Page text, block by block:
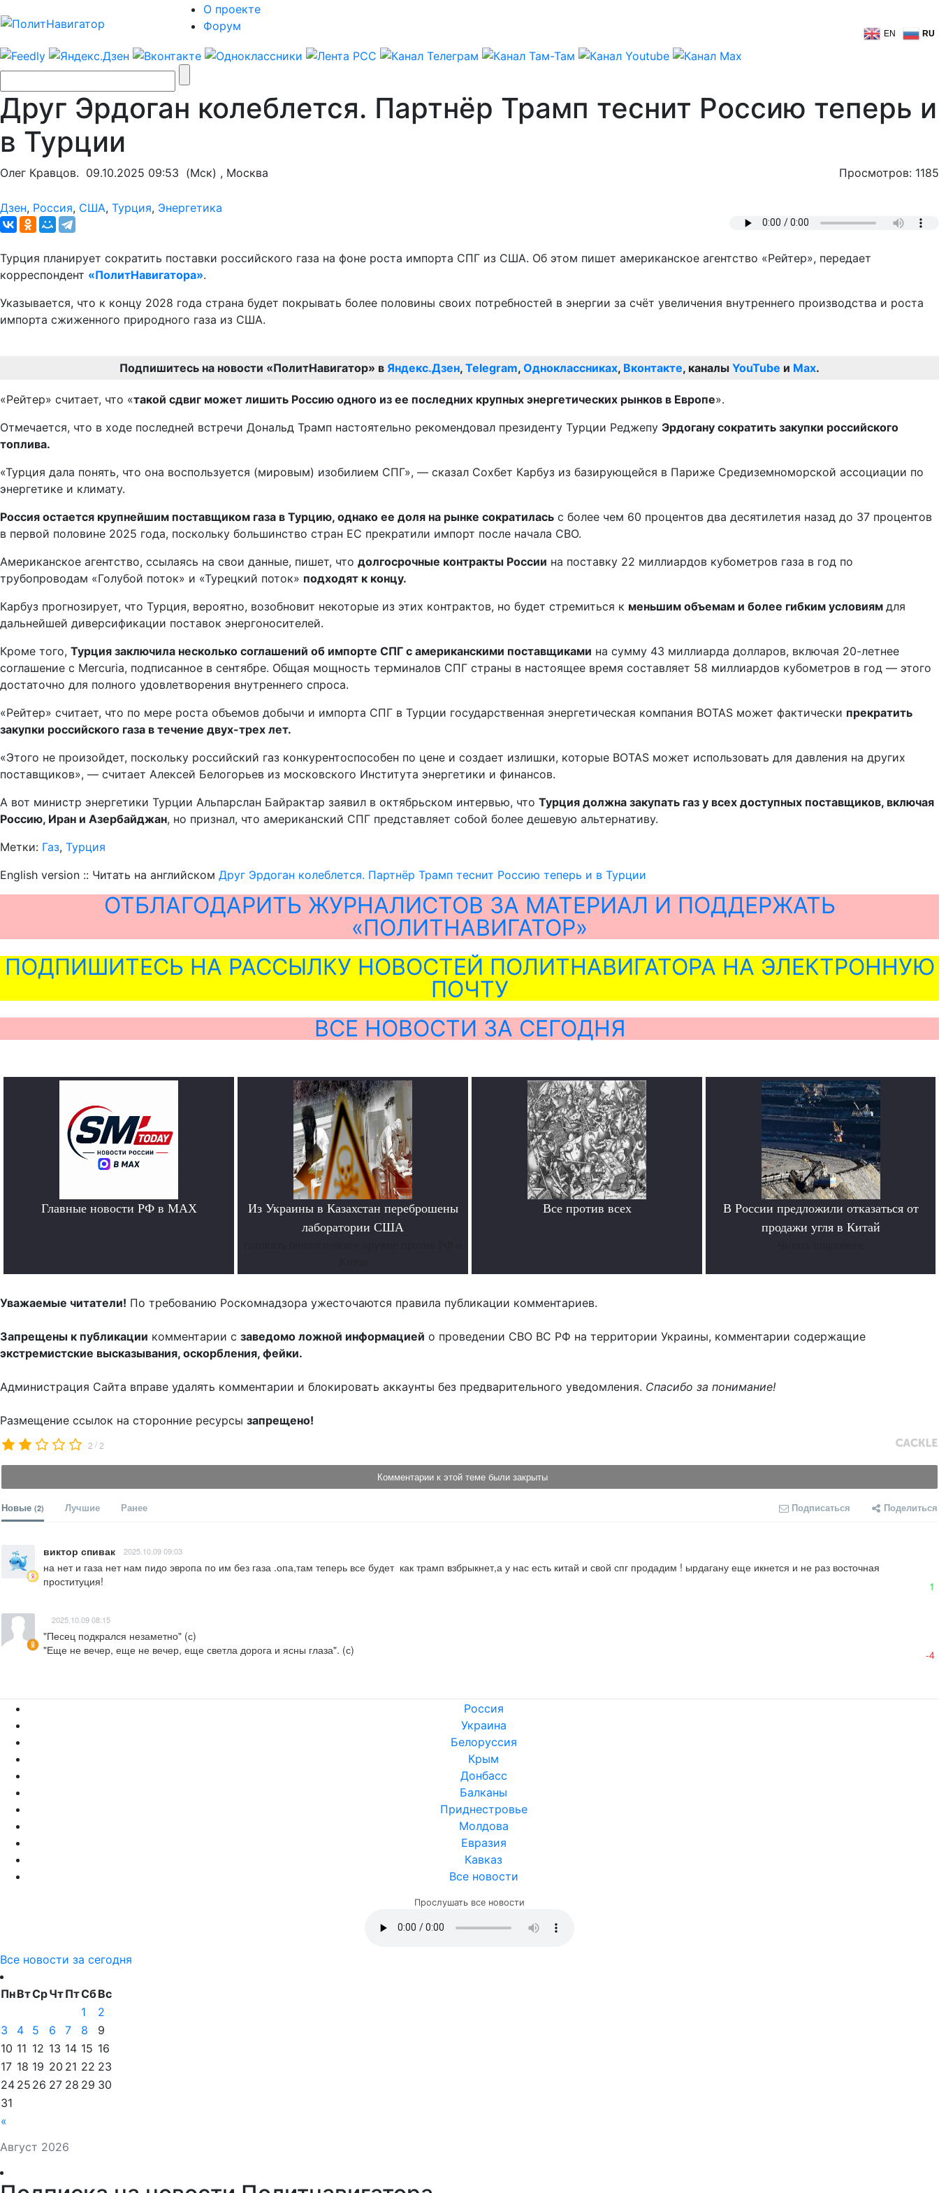
О проекте
Форум
EN RU
Друг Эрдоган колеблется. Партнёр Трамп теснит Россию теперь и
в Турции
Олег Кравцов. 09.10.2025 09:53 (Мск) , Москва Просмотров: 1185
Дзен, Россия, США, Турция, Энергетика
Турция планирует сократить поставки российского газа на фоне роста импорта СПГ из США. Об этом пишет американское агентство «Рейтер», передает
корреспондент «ПолитНавигатора».
Указывается, что к концу 2028 года страна будет покрывать более половины своих потребностей в энергии за счёт увеличения внутреннего производства и роста
импорта сжиженного природного газа из США.
Подпишитесь на новости «ПолитНавигатор» в Яндекс.Дзен, Telegram, Одноклассниках, Вконтакте, каналы YouTube и Max.
«Рейтер» считает, что «такой сдвиг может лишить Россию одного из ее последних крупных энергетических рынков в Европе».
Отмечается, что в ходе последней встречи Дональд Трамп настоятельно рекомендовал президенту Турции Реджепу Эрдогану сократить закупки российского
топлива.
«Турция дала понять, что она воспользуется (мировым) изобилием СПГ», — сказал Сохбет Карбуз из базирующейся в Париже Средиземноморской ассоциации по
энергетике и климату.
Россия остается крупнейшим поставщиком газа в Турцию, однако ее доля на рынке сократилась с более чем 60 процентов два десятилетия назад до 37 процентов
в первой половине 2025 года, поскольку большинство стран ЕС прекратили импорт после начала СВО.
Американское агентство, ссылаясь на свои данные, пишет, что долгосрочные контракты России на поставку 22 миллиардов кубометров газа в год по
трубопроводам «Голубой поток» и «Турецкий поток» подходят к концу.
Карбуз прогнозирует, что Турция, вероятно, возобновит некоторые из этих контрактов, но будет стремиться к меньшим объемам и более гибким условиям для
дальнейшей диверсификации поставок энергоносителей.
Кроме того, Турция заключила несколько соглашений об импорте СПГ с американскими поставщиками на сумму 43 миллиарда долларов, включая 20-летнее
соглашение с Mercuria, подписанное в сентябре. Общая мощность терминалов СПГ страны в настоящее время составляет 58 миллиардов кубометров в год — этого
достаточно для полного удовлетворения внутреннего спроса.
«Рейтер» считает, что по мере роста объемов добычи и импорта СПГ в Турции государственная энергетическая компания BOTAS может фактически прекратить
закупки российского газа в течение двух-трех лет.
«Этого не произойдет, поскольку российский газ конкурентоспособен по цене и создает излишки, которые BOTAS может использовать для давления на других
поставщиков», — считает Алексей Белогорьев из московского Института энергетики и финансов.
А вот министр энергетики Турции Альпарслан Байрактар ​​заявил в октябрьском интервью, что Турция должна закупать газ у всех доступных поставщиков, включая
Россию, Иран и Азербайджан, но признал, что американский СПГ представляет собой более дешевую альтернативу.
Метки: Газ, Турция
English version :: Читать на английском Друг Эрдоган колеблется. Партнёр Трамп теснит Россию теперь и в Турции
ОТБЛАГОДАРИТЬ ЖУРНАЛИСТОВ ЗА МАТЕРИАЛ И ПОДДЕРЖАТЬ
«ПОЛИТНАВИГАТОР»
ПОДПИШИТЕСЬ НА РАССЫЛКУ НОВОСТЕЙ ПОЛИТНАВИГАТОРА НА ЭЛЕКТРОННУЮ
ПОЧТУ
ВСЕ НОВОСТИ ЗА СЕГОДНЯ
Главные новости РФ в MAX
Из Украины в Казахстан переброшены
лаборатории США
Все против всех
В России предложили отказаться от
продажи угля в Китай
Уважаемые читатели! По требованию Роскомнадзора ужесточаются правила публикации комментариев.
Запрещены к публикации комментарии с заведомо ложной информацией о проведении СВО ВС РФ на территории Украины, комментарии содержащие
экстремистские высказывания, оскорбления, фейки.
Администрация Сайта вправе удалять комментарии и блокировать аккаунты без предварительного уведомления. Спасибо за понимание!
Размещение ссылок на сторонние ресурсы запрещено!
2 /2
Комментарии к этой теме были закрыты
Новые (2) Лучшие Ранее Подписаться Поделиться
виктор спивак 2025.10.09 09:03
на нет и газа нет нам пидо эвропа по им без газа .опа,там теперь все будет  как трамп взбрыкнет,а у нас есть китай и свой спг продадим ! ырдагану еще икнется и не раз восточная
проституция!
1
2025.10.09 08:15
"Песец подкрался незаметно" (с)
"Еще не вечер, еще не вечер, еще светла дорога и ясны глаза". (с)
-4
Россия
Украина
Белоруссия
Крым
Донбасс
Балканы
Приднестровье
Молдова
Евразия
Кавказ
Все новости
Прослушать все новости
Все новости за сегодня
Август 2026
ПнВтСрЧтПтСбВс
«
1
2
3
4 5 6 7 8
9
10 11 12 13 14 15 16
17 18 19 20 21 22 23
24 25 26 27 28 29 30
31